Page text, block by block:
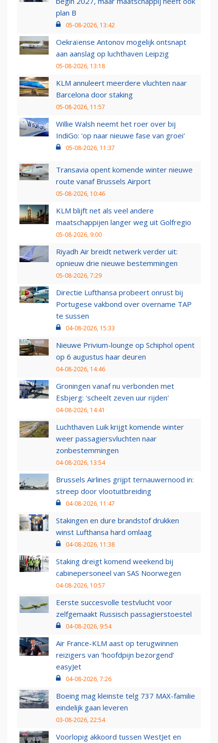
plan B
05-08-2026, 13:42
Oekraïense Antonov mogelijk ontsnapt
aan aanslag op luchthaven Leipzig
05-08-2026, 13:18
KLM annuleert meerdere vluchten naar
Barcelona door staking
05-08-2026, 11:57
Willie Walsh neemt het roer over bij
IndiGo: 'op naar nieuwe fase van groei'
05-08-2026, 11:37
Transavia opent komende winter nieuwe
route vanaf Brussels Airport
05-08-2026, 10:46
KLM blijft net als veel andere
maatschappijen langer weg uit Golfregio
05-08-2026, 9:00
Riyadh Air breidt netwerk verder uit:
opnieuw drie nieuwe bestemmingen
05-08-2026, 7:29
Directie Lufthansa probeert onrust bij
Portugese vakbond over overname TAP
te sussen
04-08-2026, 15:33
Nieuwe Privium-lounge op Schiphol opent
op 6 augustus haar deuren
04-08-2026, 14:46
Groningen vanaf nu verbonden met
Esbjerg: 'scheelt zeven uur rijden'
04-08-2026, 14:41
Luchthaven Luik krijgt komende winter
weer passagiersvluchten naar
zonbestemmingen
04-08-2026, 13:54
Brussels Airlines grijpt ternauwernood in:
streep door vlootuitbreiding
04-08-2026, 11:47
Stakingen en dure brandstof drukken
winst Lufthansa hard omlaag
04-08-2026, 11:38
Staking dreigt komend weekend bij
cabinepersoneel van SAS Noorwegen
04-08-2026, 10:57
Eerste succesvolle testvlucht voor
zelfgemaakt Russisch passagierstoestel
04-08-2026, 9:54
Air France-KLM aast op terugwinnen
reizigers van ‘hoofdpijn bezorgend’
easyJet
04-08-2026, 7:26
Boeing mag kleinste telg 737 MAX-familie
eindelijk gaan leveren
03-08-2026, 22:54
Voorlopig akkoord tussen WestJet en